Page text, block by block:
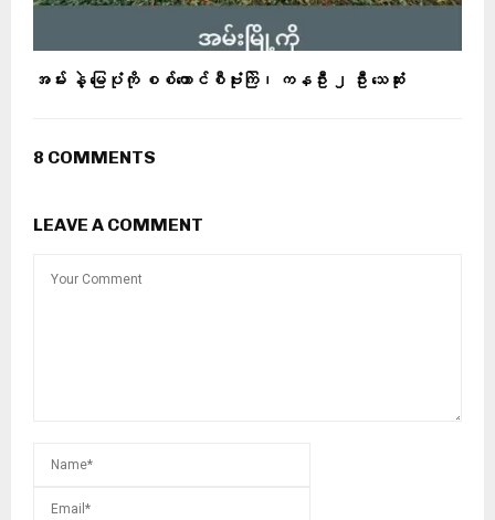
အမ်း နဲ့ မြေပုံကို စစ်ကောင်စီဗုံးကြဲ၊ ကနဦး ၂ ဦး သေဆုံး
8 COMMENTS
LEAVE A COMMENT